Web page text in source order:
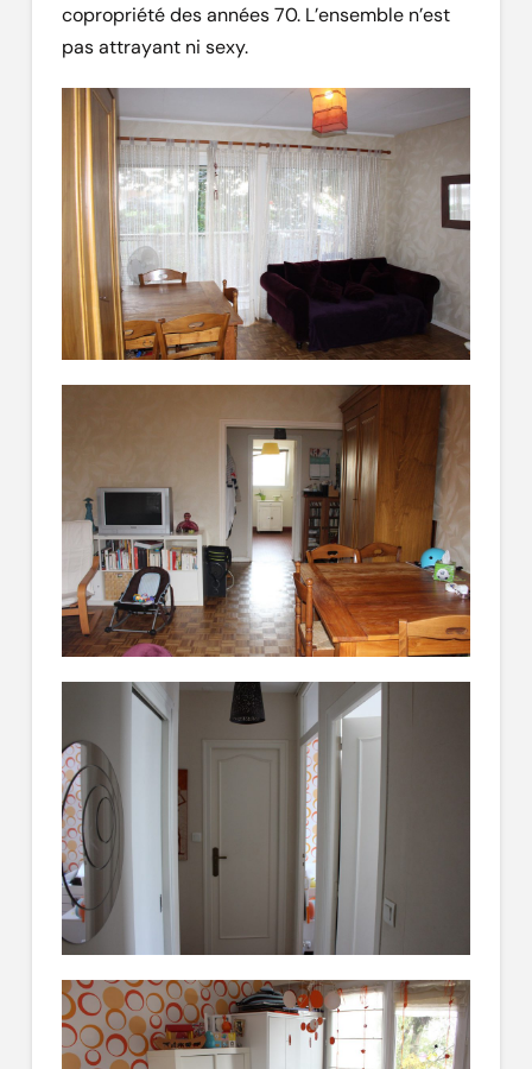
copropriété des années 70. L’ensemble n’est
pas attrayant ni sexy.